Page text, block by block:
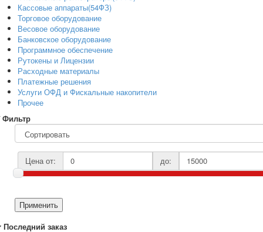
Кассовые аппараты(54ФЗ)
Торговое оборудование
Весовое оборудование
Банковское оборудование
Программное обеспечение
Рутокены и Лицензии
Расходные материалы
Платежные решения
Услуги ОФД и Фискальные накопители
Прочее
Фильтр
Цена от: до:
Применить
Последний заказ